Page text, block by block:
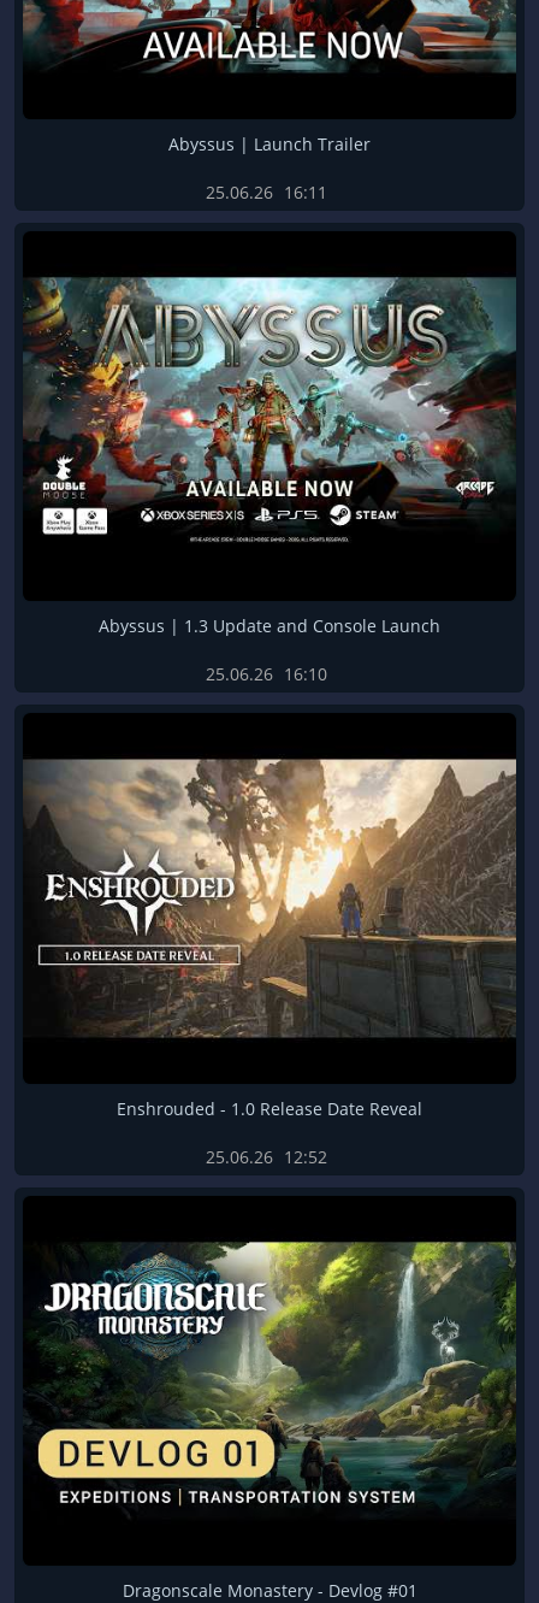
Abyssus | Launch Trailer
25.06.26 16:11
Abyssus | 1.3 Update and Console Launch
25.06.26 16:10
Enshrouded - 1.0 Release Date Reveal
25.06.26 12:52
Dragonscale Monastery - Devlog #01